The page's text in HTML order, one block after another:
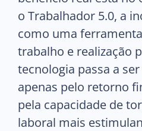
o Trabalhador 5.0, a
como uma
trabalho e realização
tecnologia passa a
apenas pelo retorno
pela capacidade de
laboral mais